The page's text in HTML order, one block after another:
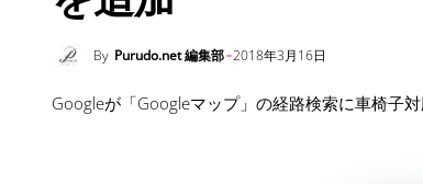
By Purudo.net 編集部 2018年3月16日
Googleが「Googleマップ」の経路検索に車椅子